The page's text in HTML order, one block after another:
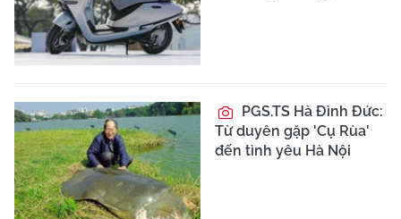
PGS.TS Hà Đình Đức:
Từ duyên gặp 'Cụ Rùa'
đến tình yêu Hà Nội